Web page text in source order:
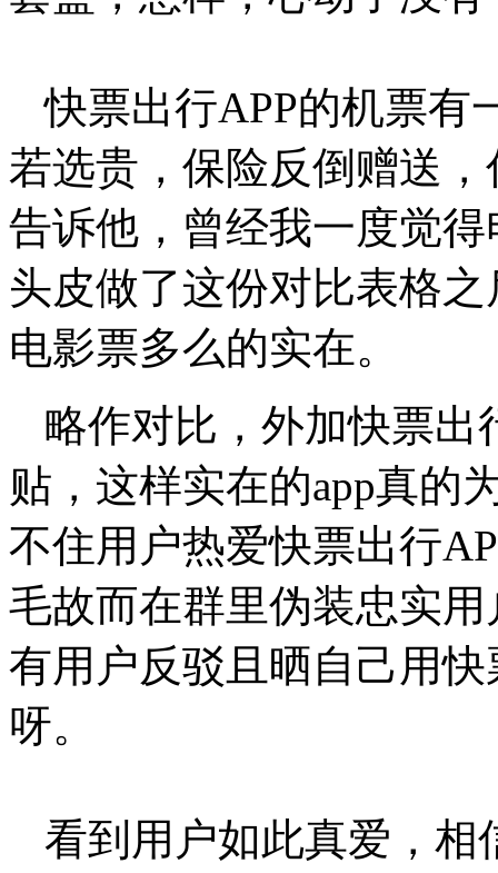
快票出行APP的机票有
若选贵，保险反倒赠送
告诉他，曾经我一度觉
头皮做了这份对比表格
电影票多么的实在。
略作对比，外加快票出
贴，这样实在的app真的
不住用户热爱快票出行
毛故而在群里伪装忠实
有用户反驳且晒自己用
呀。
看到用户如此真爱，相